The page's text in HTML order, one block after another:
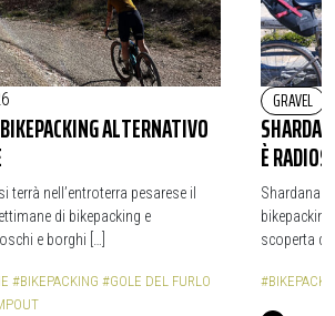
ALTERNATIVO
terrà nell’entroterra pesarese il
di bikepacking e
e borghi […]
#BIKEPACKING #GOLE DEL FURLO
GRAVEL
È
Shardana
scoperta